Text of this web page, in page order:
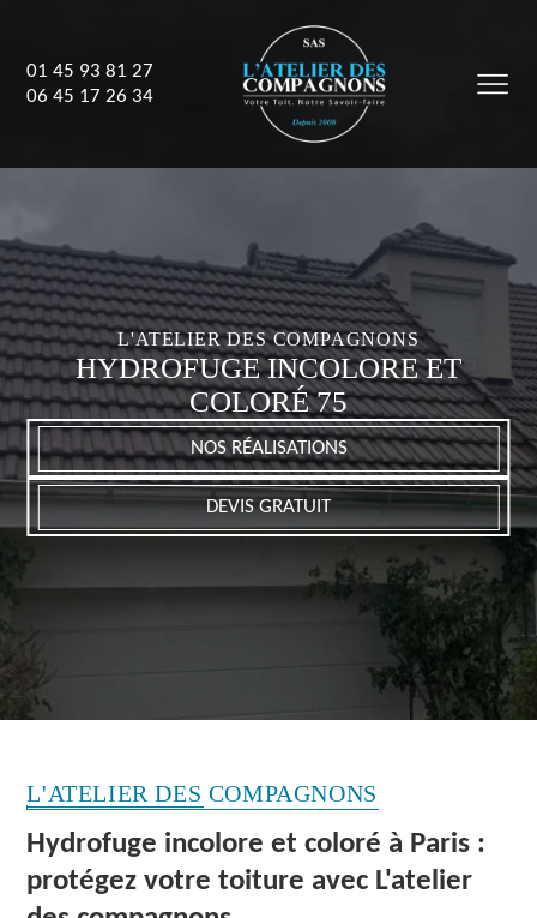
01 45 93 81 27
06 45 17 26 34
L'ATELIER DES COMPAGNONS
HYDROFUGE INCOLORE ET
COLORÉ 75
NOS RÉALISATIONS
DEVIS GRATUIT
L'ATELIER DES COMPAGNONS
Hydrofuge incolore et coloré à Paris :
protégez votre toiture avec L'atelier